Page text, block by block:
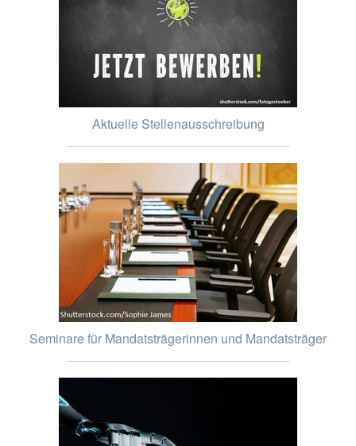
Aktuelle Stellenausschreibung
Seminare für Mandatsträgerinnen und Mandatsträger